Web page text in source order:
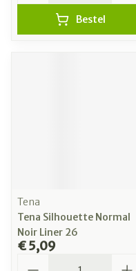
Bestel
Tena
Tena Silhouette Normal
Noir Liner 26
€ 5,09